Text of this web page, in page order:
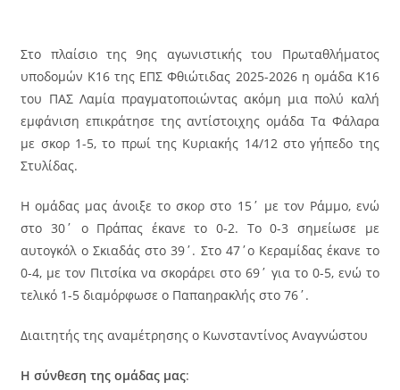
Στο πλαίσιο της 9ης αγωνιστικής του Πρωταθλήματος
υποδομών Κ16 της ΕΠΣ Φθιώτιδας 2025-2026 η ομάδα Κ16
του ΠΑΣ Λαμία πραγματοποιώντας ακόμη μια πολύ καλή
εμφάνιση επικράτησε της αντίστοιχης ομάδα Τα Φάλαρα
με σκορ 1-5, το πρωί της Κυριακής 14/12 στο γήπεδο της
Στυλίδας.
Η ομάδας μας άνοιξε το σκορ στο 15΄ με τον Ράμμο, ενώ
στο 30΄ ο Πράπας έκανε το 0-2. Το 0-3 σημείωσε με
αυτογκόλ ο Σκιαδάς στο 39΄. Στο 47΄ο Κεραμίδας έκανε το
0-4, με τον Πιτσίκα να σκοράρει στο 69΄ για το 0-5, ενώ το
τελικό 1-5 διαμόρφωσε ο Παπαηρακλής στο 76΄.
Διαιτητής της αναμέτρησης ο Κωνσταντίνος Αναγνώστου
Η σύνθεση της ομάδας μας: